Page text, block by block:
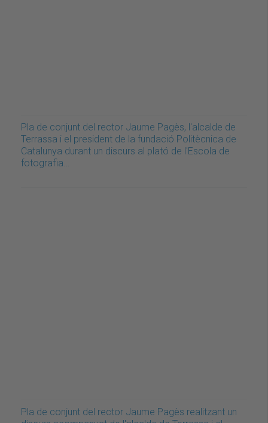
Pla de conjunt del rector Jaume Pagès, l'alcalde de
Terrassa i el president de la fundació Politècnica de
Catalunya durant un discurs al plató de l'Escola de
fotografia…
Pla de conjunt del rector Jaume Pagès realitzant un